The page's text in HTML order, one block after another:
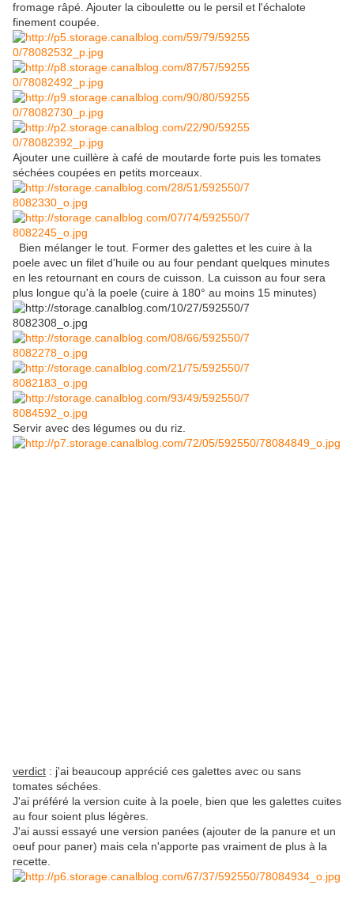
fromage râpé. Ajouter la ciboulette ou le persil et l'échalote
finement coupée.
Ajouter une cuillère à café de moutarde forte puis les tomates
séchées coupées en petits morceaux.
Bien mélanger le tout. Former des galettes et les cuire à la
poele avec un filet d'huile ou au four pendant quelques minutes
en les retournant en cours de cuisson. La cuisson au four sera
plus longue qu'à la poele (cuire à 180° au moins 15 minutes)
Servir avec des légumes ou du riz.
verdict : j'ai beaucoup apprécié ces galettes avec ou sans
tomates séchées.
J'ai préféré la version cuite à la poele, bien que les galettes cuites
au four soient plus légères.
J'ai aussi essayé une version panées (ajouter de la panure et un
oeuf pour paner) mais cela n'apporte pas vraiment de plus à la
recette.